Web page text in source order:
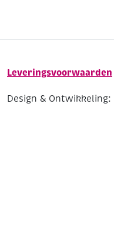
Leveringsvoorwaarden
Design & Ontwikkeling: